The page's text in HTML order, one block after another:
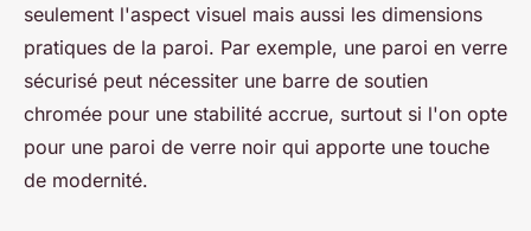
seulement l'aspect visuel mais aussi les dimensions
pratiques de la paroi. Par exemple, une paroi en verre
sécurisé peut nécessiter une barre de soutien
chromée pour une stabilité accrue, surtout si l'on opte
pour une paroi de verre noir qui apporte une touche
de modernité.